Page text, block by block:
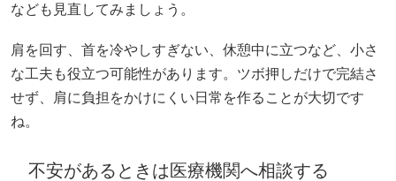
なども見直してみましょう。
肩を回す、首を冷やしすぎない、休憩中に立つなど、小さ
な工夫も役立つ可能性があります。ツボ押しだけで完結さ
せず、肩に負担をかけにくい日常を作ることが大切です
ね。
不安があるときは医療機関へ相談する